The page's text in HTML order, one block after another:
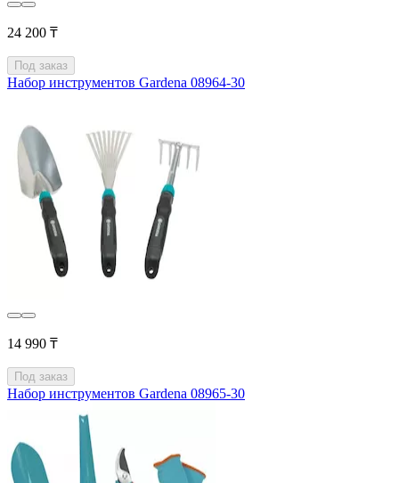
24 200 ₸
Под заказ
Набор инструментов Gardena 08964-30
14 990 ₸
Под заказ
Набор инструментов Gardena 08965-30